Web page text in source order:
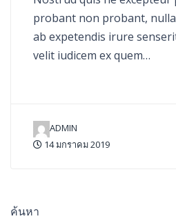
probant non probant,
ab expetendis irure
velit iudicem ex quem…
ADMIN
14 มกราคม 2019
ค้นหา